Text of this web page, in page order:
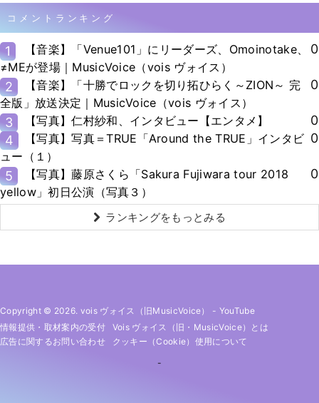
コメントランキング
1
【音楽】「Venue101」にリーダーズ、Omoinotake、
≠MEが登場｜MusicVoice（vois ヴォイス）
0
2
【音楽】「十勝でロックを切り拓ひらく～ZION～ 完
全版」放送決定｜MusicVoice（vois ヴォイス）
0
3 【写真】仁村紗和、インタビュー【エンタメ】
0
4
【写真】写真＝TRUE「Around the TRUE」インタビ
ュー（１）
0
5
【写真】藤原さくら「Sakura Fujiwara tour 2018
yellow」初日公演（写真３）
0
ランキングをもっとみる
Copyright © 2026. vois ヴォイス（旧MusicVoice） - YouTube
情報提供・取材案内の受付
Vois ヴォイス（旧・MusicVoice）とは
広告に関するお問い合わせ
クッキー（cookie）使用について
-